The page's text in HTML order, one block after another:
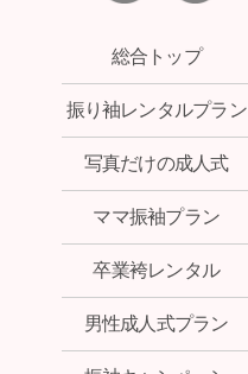
総合トップ
振り袖レンタルプラン
写真だけの成人式
ママ振袖プラン
卒業袴レンタル
男性成人式プラン